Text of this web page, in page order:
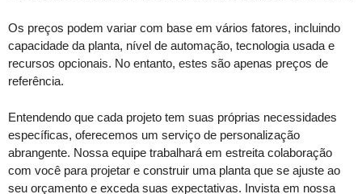
Os preços podem variar com base em vários fatores, incluindo
capacidade da planta, nível de automação, tecnologia usada e
recursos opcionais. No entanto, estes são apenas preços de
referência.
Entendendo que cada projeto tem suas próprias necessidades
específicas, oferecemos um serviço de personalização
abrangente. Nossa equipe trabalhará em estreita colaboração
com você para projetar e construir uma planta que se ajuste ao
seu orçamento e exceda suas expectativas. Invista em nossa